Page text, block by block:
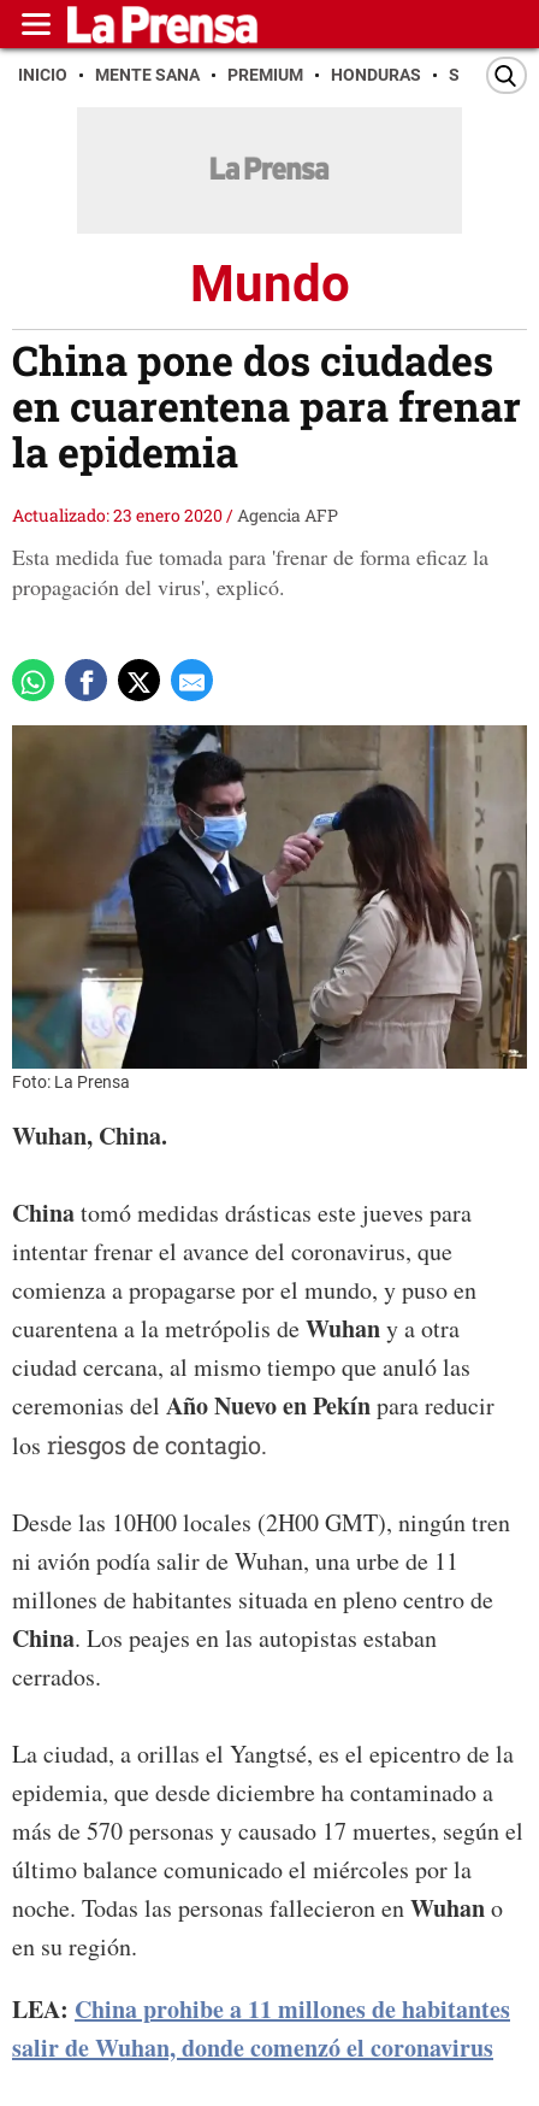
INICIO MENTE SANA PREMIUM HONDURAS SAN PEDRO
Mundo
China pone dos ciudades
en cuarentena para frenar
la epidemia
Actualizado: 23 enero 2020/Agencia AFP
Esta medida fue tomada para 'frenar de forma eficaz la
propagación del virus', explicó.
Foto: La Prensa
Wuhan, China.
Chinatomó medidas drásticas este jueves para
intentar frenar el avance del coronavirus, que
comienza a propagarse por el mundo, y puso en
cuarentena a la metrópolis deWuhany a otra
ciudad cercana, al mismo tiempo que anuló las
ceremonias del Año Nuevo en Pekínpara reducir
los riesgos de contagio.
Desde las 10H00 locales (2H00 GMT), ningún tren
ni avión podía salir de Wuhan, una urbe de 11
millones de habitantes situada en pleno centro de
China. Los peajes en las autopistas estaban
cerrados.
La ciudad, a orillas el Yangtsé, es el epicentro de la
epidemia, que desde diciembre ha contaminado a
más de 570 personas y causado 17 muertes, según el
último balance comunicado el miércoles por la
noche. Todas las personas fallecieron enWuhano
en su región.
LEA: China prohibe a 11 millones de habitantes
salir de Wuhan, donde comenzó el coronavirus